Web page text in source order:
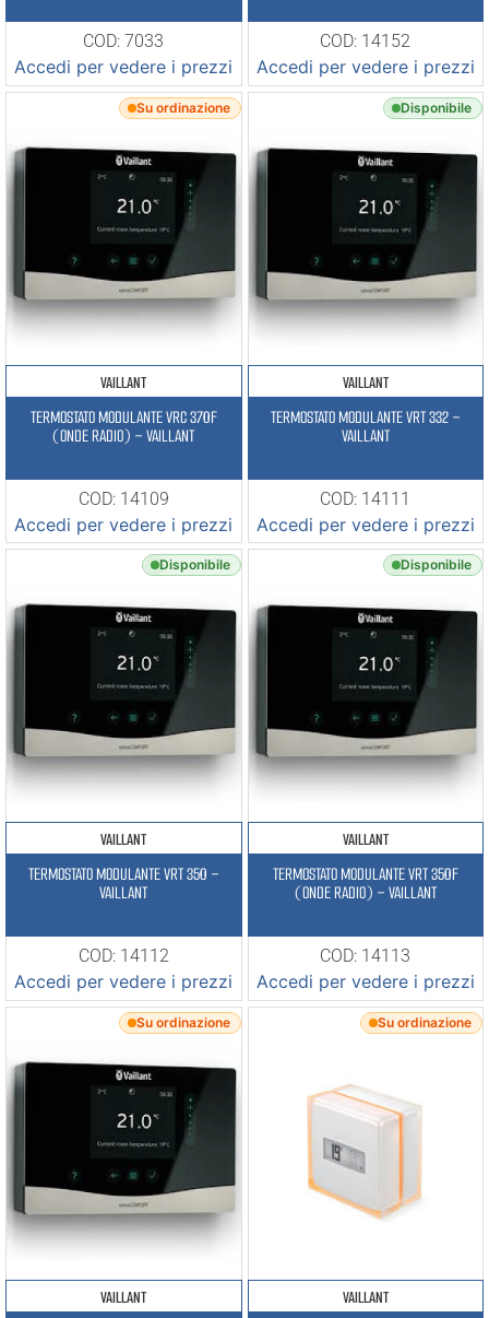
COD: 7033
Accedi per vedere i prezzi
COD: 14152
Accedi per vedere i prezzi
Su ordinazione
VAILLANT
TERMOSTATO MODULANTE VRC 370F
(ONDE RADIO) – VAILLANT
COD: 14109
Accedi per vedere i prezzi
Disponibile
VAILLANT
TERMOSTATO MODULANTE VRT 332 –
VAILLANT
COD: 14111
Accedi per vedere i prezzi
Disponibile
VAILLANT
TERMOSTATO MODULANTE VRT 350 –
VAILLANT
COD: 14112
Accedi per vedere i prezzi
Disponibile
VAILLANT
TERMOSTATO MODULANTE VRT 350F
(ONDE RADIO) – VAILLANT
COD: 14113
Accedi per vedere i prezzi
Su ordinazione
VAILLANT
Su ordinazione
VAILLANT